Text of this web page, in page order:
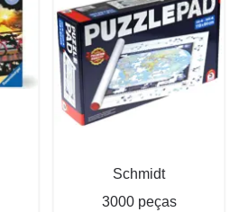
Schmidt
3000 peças